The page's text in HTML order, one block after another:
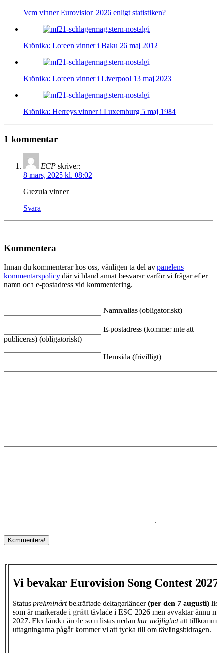
Vem vinner Eurovision 2026 enligt statistiken?
Krönika: Loreen vinner i Baku 26 maj 2012
Krönika: Loreen vinner i Liverpool 13 maj 2023
Krönika: Herreys vinner i Luxemburg 5 maj 1984
1 kommentar
ECP skriver:
8 mars, 2025 kl. 08:02
Grezula vinner
Svara
Kommentera
Innan du kommenterar hos oss, vänligen ta del av panelens
kommentarspolicy där vi bland annat besvarar varför vi frågar efter
namn och e-postadress vid kommentering.
Namn/alias (obligatoriskt)
E-postadress (kommer inte att
publiceras) (obligatoriskt)
Hemsida (frivilligt)
Vi bevakar Eurovision Song Contest
Status preliminärtbekräftade deltagarländer(per den 7 augusti)
som är markerade i grått tävlade i ESC 2026 men avvaktar ännu
2027. Fler länder än de som listas nedan har möjlighetatt
uttagningarna pågår kommer vi att tycka till om tävlingsbidragen.